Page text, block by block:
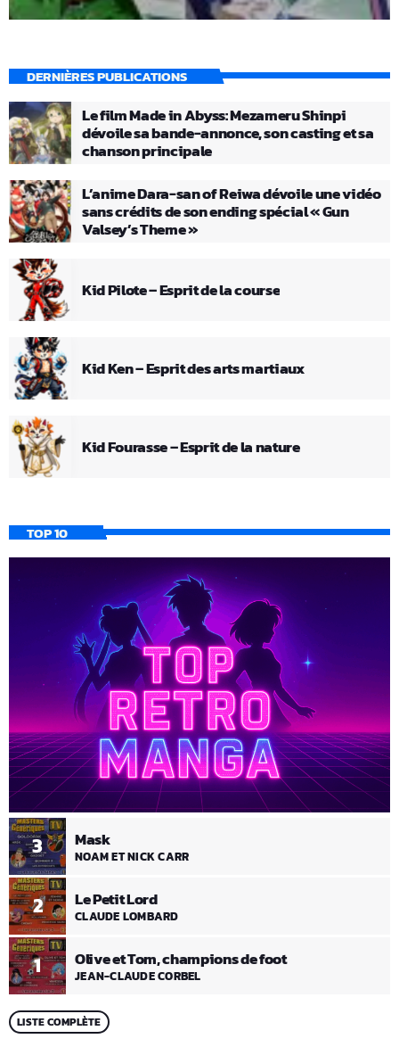
DERNIÈRES PUBLICATIONS
Le film Made in Abyss: Mezameru Shinpi
dévoile sa bande-annonce, son casting et sa
chanson principale
L’anime Dara-san of Reiwa dévoile une vidéo
sans crédits de son ending spécial « Gun
Valsey’s Theme »
Kid Pilote – Esprit de la course
Kid Ken – Esprit des arts martiaux
Kid Fourasse – Esprit de la nature
TOP 10
1 Olive et Tom, champions de foot
JEAN-CLAUDE CORBEL
2 Le Petit Lord
CLAUDE LOMBARD
3 Mask
NOAM ET NICK CARR
LISTE COMPLÈTE